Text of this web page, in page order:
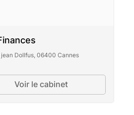
jean Dollfus, 06400 Cannes
Voir le cabinet